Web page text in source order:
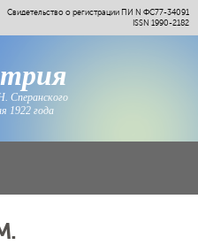
Свидетельство о регистрации ПИ N ФС77-34091
ISSN 1990-2182
Сперанского
1922 года